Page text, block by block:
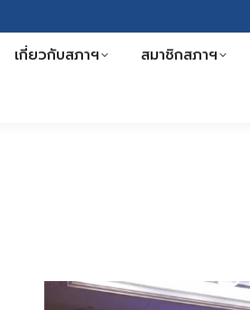
เกี่ยวกับสภาฯ สมาชิกสภาฯ